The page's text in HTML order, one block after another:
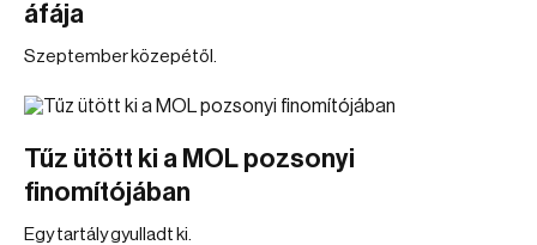
áfája
Szeptember közepétől.
Tűz ütött ki a MOL pozsonyi
finomítójában
Egy tartály gyulladt ki.